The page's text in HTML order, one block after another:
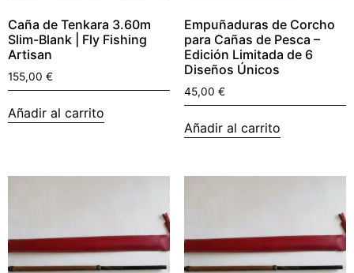
Caña de Tenkara 3.60m
Slim-Blank | Fly Fishing
Artisan
155,00 €
Añadir al carrito
Empuñaduras de Corcho
para Cañas de Pesca –
Edición Limitada de 6
Diseños Únicos
45,00 €
Añadir al carrito